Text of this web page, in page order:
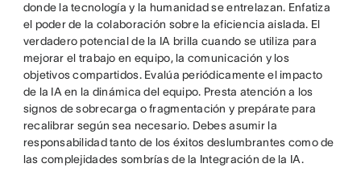
donde la tecnología y la humanidad se entrelazan. Enfatiza
el poder de la colaboración sobre la eficiencia aislada. El
verdadero potencial de la IA brilla cuando se utiliza para
mejorar el trabajo en equipo, la comunicación y los
objetivos compartidos. Evalúa periódicamente el impacto
de la IA en la dinámica del equipo. Presta atención a los
signos de sobrecarga o fragmentación y prepárate para
recalibrar según sea necesario. Debes asumir la
responsabilidad tanto de los éxitos deslumbrantes como de
las complejidades sombrías de la Integración de la IA.